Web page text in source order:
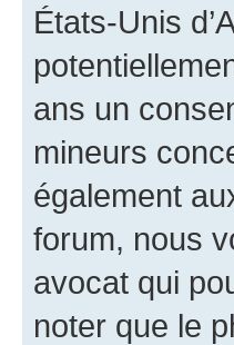
États-Unis
ans un
mineurs
également
forum, nous
avocat qui
noter que le